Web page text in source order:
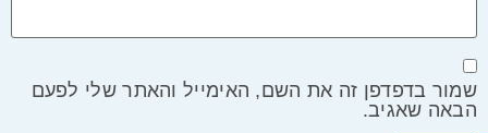
שמור בדפדפן זה את השם, האימייל והאתר שלי לפעם
הבאה שאגיב.